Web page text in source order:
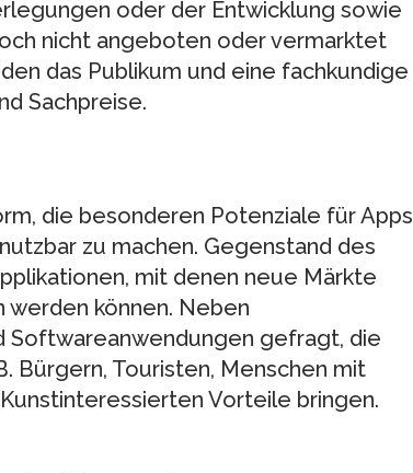
oder der Entwicklung sowie
nicht angeboten oder vermarktet
das Publikum und eine fachkundige
Sachpreise.
die besonderen Potenziale für Apps
zu machen. Gegenstand des
mit denen neue Märkte
werden können. Neben
Softwareanwendungen gefragt, die
Bürgern, Touristen, Menschen mit
Vorteile bringen.